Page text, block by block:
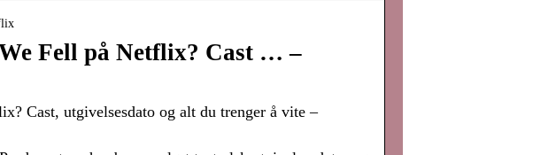
Fell på Netflix? Cast … –
Cast, utgivelsesdato og alt du trenger å vite –